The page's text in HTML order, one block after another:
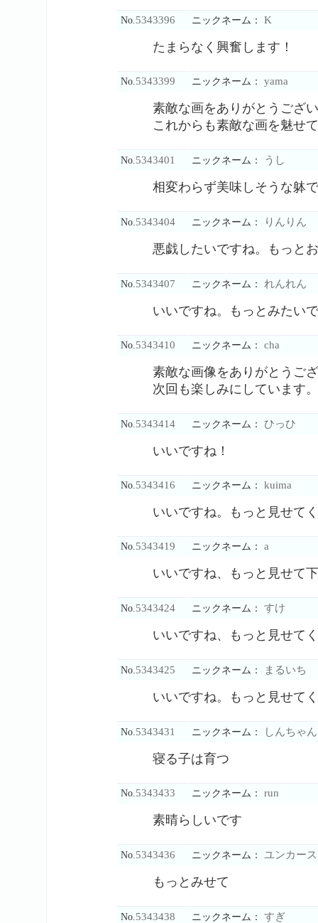
No. 5343396 ニックネーム： K
たまらなく興奮します！
No. 5343399 ニックネーム： yama
素敵な画をありがとうござ
これからも素敵な画を魅せ
No. 5343401 ニックネーム： うし
相変わらず美味しそうな躰
No. 5343404 ニックネーム： りんりん
悪戯したいですね。もっと
No. 5343407 ニックネーム： れんれん
いいですね。もっとみたい
No. 5343410 ニックネーム： cha
素敵な画像をありがとうご
次回も楽しみにしています。
No. 5343414 ニックネーム： ひっひ
いいですね！
No. 5343416 ニックネーム： kuima
いいですね。もっと見せて
No. 5343419 ニックネーム： a
いいですね、もっと見せて
No. 5343424 ニックネーム： すけ
いいですね、もっと見せて
No. 5343425 ニックネーム： まるいち
いいですね。もっと見せて
No. 5343431 ニックネーム： しんちゃん
寝る子は育つ
No. 5343433 ニックネーム： run
素晴らしいです
No. 5343436 ニックネーム： ユンカース
もっとみせて
No. 5343438 ニックネーム： すぎ